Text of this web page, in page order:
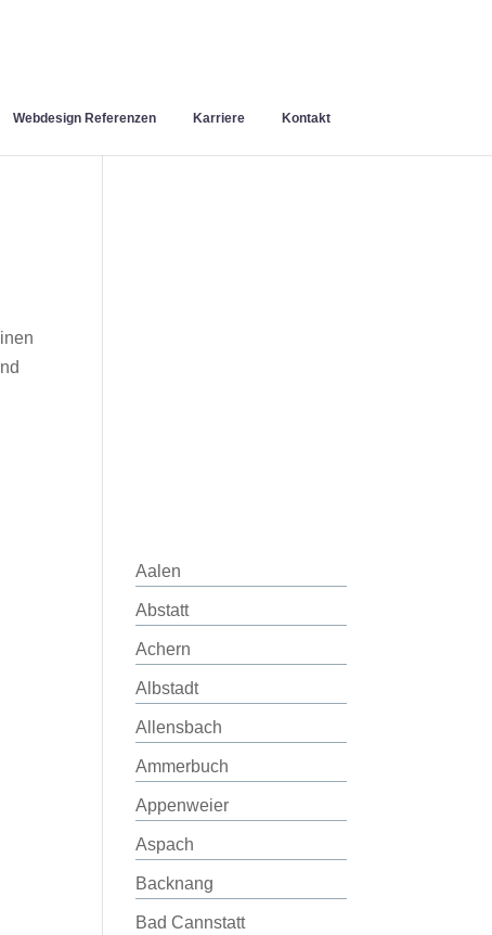
Webdesign Referenzen Karriere Kontakt
Aalen
Abstatt
Achern
Albstadt
Allensbach
Ammerbuch
Appenweier
Aspach
Backnang
Bad Cannstatt